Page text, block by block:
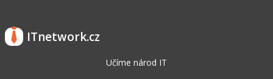
ITnetwork.cz
Učíme národ IT